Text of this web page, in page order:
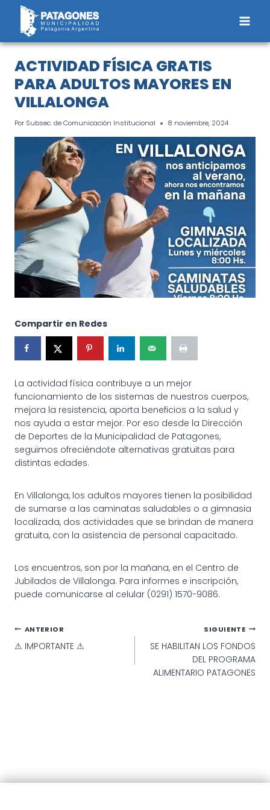
Saltar
contenido
ACTIVIDAD FÍSICA GRATIS
PARA ADULTOS MAYORES EN
VILLALONGA
Por Subsec. de Comunicación Institucional 8 noviembre, 2024
Compartir en Redes
La actividad física contribuye a un mejor
funcionamiento de los sistemas de nuestros cuerpos,
mejora la resistencia, aporta beneficios a la salud y
nos ayuda a estar mejor. Por eso desde la Dirección
de Deportes de la Municipalidad de Patagones,
seguimos ofreciéndote alternativas gratuitas para
distintas edades.
En Villalonga, los adultos mayores tienen la posibilidad
de sumarse a las caminatas saludables o a gimnasia
localizada, dos actividades que se brindan de manera
gratuita, con la asistencia de personal capacitado.
Los encuentros, son por la mañana, en el Centro de
Jubilados de Villalonga. Para informes e inscripción,
puede comunicarse al celular (0291) 1570-9086.
Navegación
de
ANTERIOR
⚠ IMPORTANTE ⚠
SIGUIENTE
SE HABILITAN LOS FONDOS
DEL PROGRAMA
ALIMENTARIO PATAGONES